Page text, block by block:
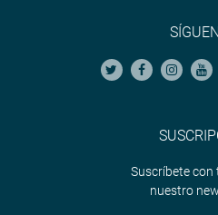
Suscríbete con
nuestro